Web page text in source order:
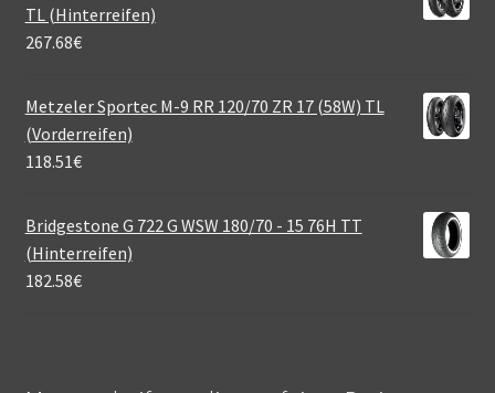
TL (Hinterreifen)
267.68€
Metzeler Sportec M-9 RR 120/70 ZR 17 (58W) TL
(Vorderreifen)
118.51€
Bridgestone G 722 G WSW 180/70 - 15 76H TT
(Hinterreifen)
182.58€